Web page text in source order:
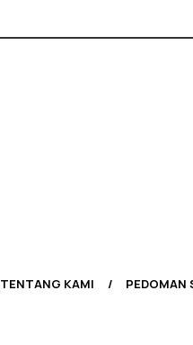
TENTANG KAMI PEDOMAN